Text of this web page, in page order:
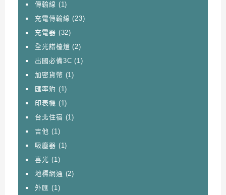
傳輸線 (1)
充電傳輸線 (23)
充電器 (32)
全光譜檯燈 (2)
出國必備3C (1)
加密貨幣 (1)
匯率豹 (1)
印表機 (1)
台北住宿 (1)
吉他 (1)
吸塵器 (1)
喜光 (1)
地標網通 (2)
外匯 (1)